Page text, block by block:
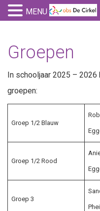
Groepen
In schooljaar 2025 –
groepen:
Groep 1/2 Blauw
Groep 1/2 Rood
Groep 3
MENU